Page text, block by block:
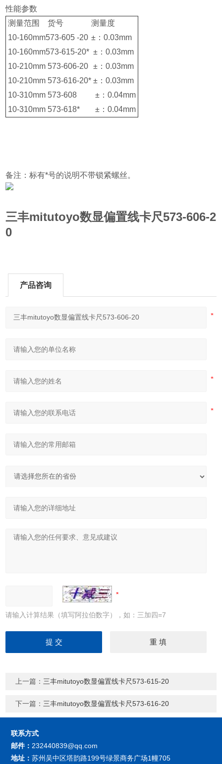
性能参数
测量范围
货号
测量度
10-160mm573-605 -20 ±：0.03mm
10-160mm573-615-20* ±：0.03mm
10-210mm 573-606-20 ±：0.03mm
10-210mm 573-616-20* ±：0.03mm
10-310mm 573-608
±：0.04mm
10-310mm 573-618* ±：0.04mm
备注：标有*号的说明不带锁紧螺丝。
三丰mitutoyo数显偏置线卡尺573-606-2
0
产品咨询
请输入计算结果（填写阿拉伯数字），如：三加四=7
上一篇： 三丰mitutoyo数显偏置线卡尺573-615-20
下一篇： 三丰mitutoyo数显偏置线卡尺573-616-20
联系方式
邮件： 232440839@qq.com
地址：苏州吴中区塔韵路199号绿景商务广场1幢705